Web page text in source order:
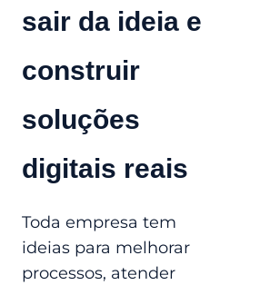
sair da ideia e
construir
soluções
digitais reais
Toda empresa tem
ideias para melhorar
processos, atender